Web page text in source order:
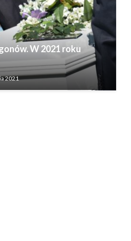
W 2021 roku
2021